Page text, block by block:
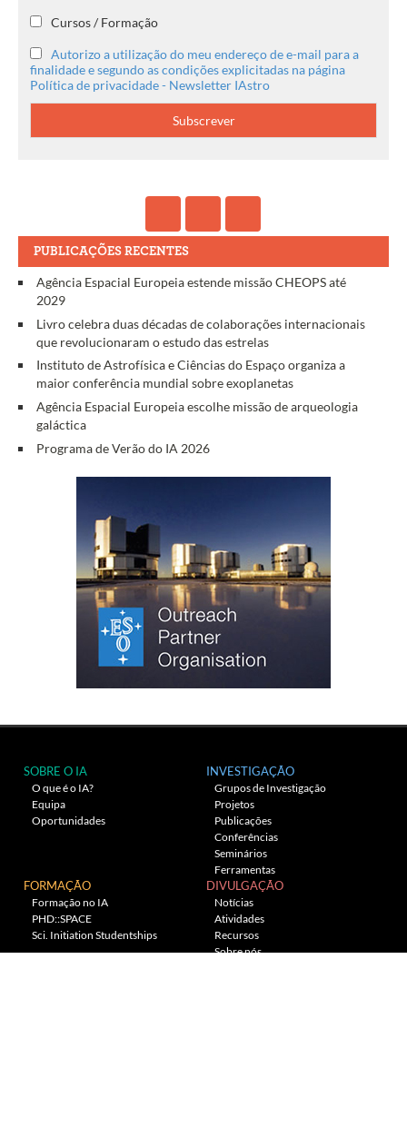
Cursos / Formação
Autorizo a utilização do meu endereço de e-mail para a
finalidade e segundo as condições explicitadas na página
Política de privacidade - Newsletter IAstro
PUBLICAÇÕES RECENTES
Agência Espacial Europeia estende missão CHEOPS até
2029
Livro celebra duas décadas de colaborações internacionais
que revolucionaram o estudo das estrelas
Instituto de Astrofísica e Ciências do Espaço organiza a
maior conferência mundial sobre exoplanetas
Agência Espacial Europeia escolhe missão de arqueologia
galáctica
Programa de Verão do IA 2026
SOBRE O IA
O que é o IA?
Equipa
Oportunidades
INVESTIGAÇÃO
Grupos de Investigação
Projetos
Publicações
Conferências
Seminários
Ferramentas
FORMAÇÃO
Formação no IA
PHD::SPACE
Sci. Initiation Studentships
DIVULGAÇÃO
Notícias
Atividades
Recursos
Sobre nós